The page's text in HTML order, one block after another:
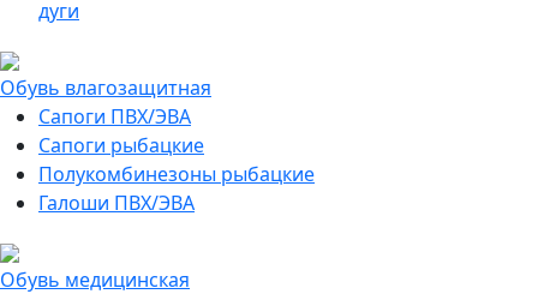
дуги
Обувь влагозащитная
Сапоги ПВХ/ЭВА
Сапоги рыбацкие
Полукомбинезоны рыбацкие
Галоши ПВХ/ЭВА
Обувь медицинская